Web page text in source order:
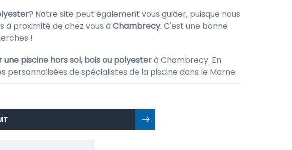
? Notre site peut également vous guider, puisque nous
à proximité de chez vous à Chambrecy. C'est une bonne
!
une piscine hors sol, bois ou polyesterà Chambrecy. En
personnalisées de spécialistes de la piscine dans le Marne.